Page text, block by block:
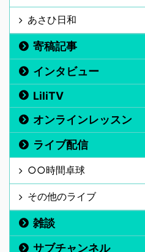
あさひ日和
寄稿記事
インタビュー
LiliTV
オンラインレッスン
ライブ配信
○○時間卓球
その他のライブ
雑談
サブチャンネル